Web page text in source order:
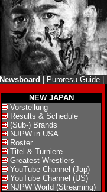
Newsboard Puroresu Guide|
NEW JAPAN
Vorstellung
Results & Schedule
(Sub-) Brands
NJPW in USA
Roster
Titel & Turniere
Greatest Wrestlers
YouTube Channel (Jap)
YouTube Channel (US)
NJPW World (Streaming)